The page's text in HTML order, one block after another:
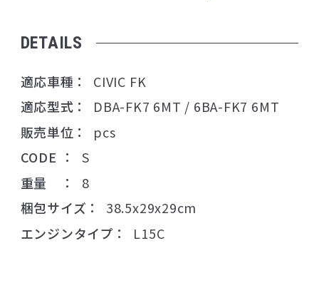
DETAILS
適応車種
CIVIC FK
適応型式
DBA-FK7 6MT / 6BA-FK7 6MT
販売単位
pcs
CODE
S
重量
8
梱包サイズ
38.5x29x29cm
エンジンタイプ
L15C